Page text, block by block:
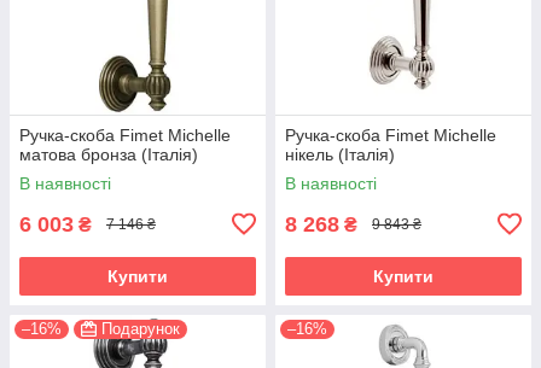
Ручка-скоба Fimet Michelle
матова бронза (Італія)
В наявності
6 003 ₴ 7 146 ₴
Купити
Ручка-скоба Fimet Michelle
нікель (Італія)
В наявності
8 268 ₴ 9 843 ₴
Купити
–16% Подарунок –16%